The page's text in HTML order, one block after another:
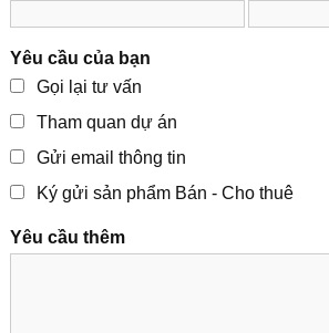
Yêu cầu của bạn
Gọi lại tư vấn
Tham quan dự án
Gửi email thông tin
Ký gửi sản phẩm Bán - Cho thuê
Yêu cầu thêm